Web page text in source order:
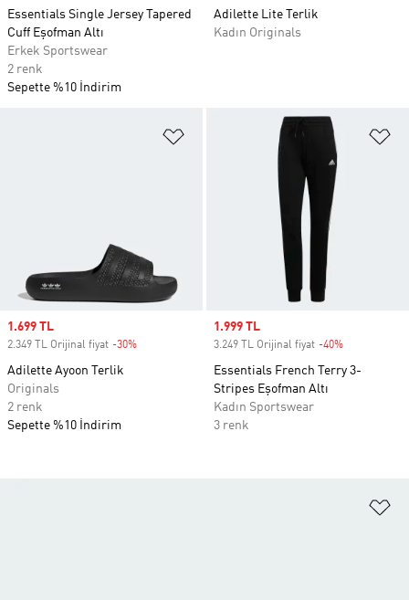
Essentials Single Jersey Tapered
Cuff Eşofman Altı
Erkek Sportswear
2 renk
Sepette %10 İndirim
Adilette Lite Terlik
Kadın Originals
Favori Listesine Ekle
Sale price
1.699 TL
2.349 TL Orijinal fiyat -30%
Adilette Ayoon Terlik
Originals
2 renk
Sepette %10 İndirim
Sale price
1.999 TL
3.249 TL Orijinal fiyat -40%
Essentials French Terry 3-
Stripes Eşofman Altı
Kadın Sportswear
3 renk